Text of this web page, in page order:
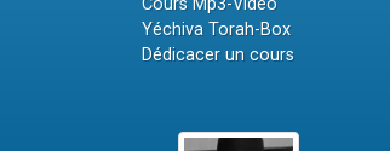
Cours Mp3-Vidéo
Yéchiva Torah-Box
Dédicacer un cours